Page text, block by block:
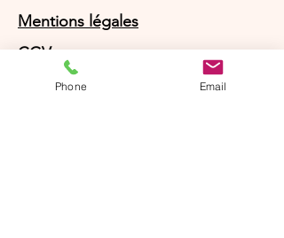
Mentions légales
CGV
© Agnès Lingerie – Tous droits
Phone Email